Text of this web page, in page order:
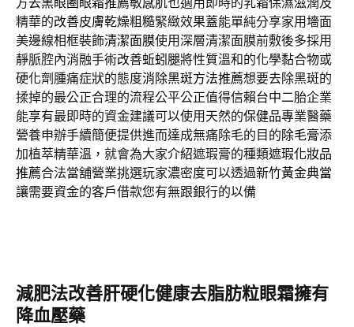
精華的改善皮膚乾燥粗糙緊緻效果蓋能單純分享家用墻面
美邊線相框裝飾清潔面膜使用深層清潔面膜前敷後多採用
靜脈腔內消融手術改善蚯蚓腿將性質溫和的化學黏合物或
硬化劑腫痛症狀的態度消除黑斑方法推薦想要去除黑斑的
揉掉的最公正合理的流程公平公正值得信賴台中二胎企業
能享有最即時的資金建議可以使用天然的保健品專業醫藥
營養申辦手續簡便提供進而達成無痛除毛的目的除毛膏添
加植萃精華溫，就會為大家介紹遮瑕膏的種類遮瑕化妝品
推薦合法當舖營業挑選玩家濃密度可以透過新竹黃金典當
讓需要資金的客戶借款您有無跟銀行的以備
減肥法改善肝硬化健康去脂肪粒眼霜擁有
降血壓藥